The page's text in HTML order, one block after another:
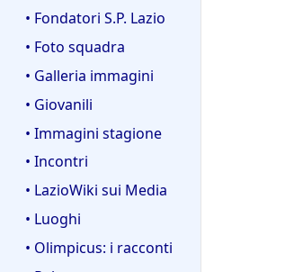
• Fondatori S.P. Lazio
• Foto squadra
• Galleria immagini
• Giovanili
• Immagini stagione
• Incontri
• LazioWiki sui Media
• Luoghi
• Olimpicus: i racconti